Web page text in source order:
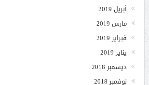
أبريل 2019
مارس 2019
فبراير 2019
يناير 2019
ديسمبر 2018
نوفمبر 2018